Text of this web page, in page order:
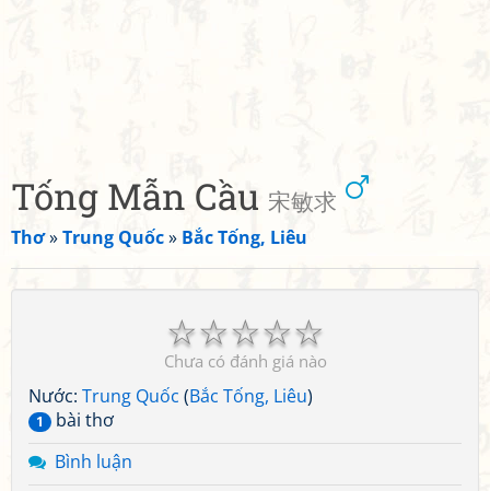
Tống Mẫn Cầu 宋敏求
Thơ»Trung Quốc» Bắc Tống, Liêu
☆
☆
☆
☆
☆
Chưa có đánh giá nào
Nước: Trung Quốc (Bắc Tống, Liêu)
1
bài thơ
Bình luận